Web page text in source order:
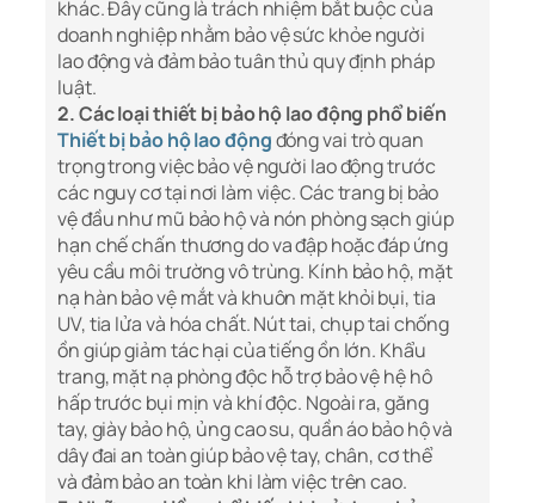
khác. Đây cũng là trách nhiệm bắt buộc của
doanh nghiệp nhằm bảo vệ sức khỏe người
lao động và đảm bảo tuân thủ quy định pháp
luật.
2. Các loại thiết bị bảo hộ lao động phổ biến
Thiết bị bảo hộ lao độngđóng vai trò quan
trọng trong việc bảo vệ người lao động trước
các nguy cơ tại nơi làm việc. Các trang bị bảo
vệ đầu như mũ bảo hộ và nón phòng sạch giúp
hạn chế chấn thương do va đập hoặc đáp ứng
yêu cầu môi trường vô trùng. Kính bảo hộ, mặt
nạ hàn bảo vệ mắt và khuôn mặt khỏi bụi, tia
UV, tia lửa và hóa chất. Nút tai, chụp tai chống
ồn giúp giảm tác hại của tiếng ồn lớn. Khẩu
trang, mặt nạ phòng độc hỗ trợ bảo vệ hệ hô
hấp trước bụi mịn và khí độc. Ngoài ra, găng
tay, giày bảo hộ, ủng cao su, quần áo bảo hộ và
dây đai an toàn giúp bảo vệ tay, chân, cơ thể
và đảm bảo an toàn khi làm việc trên cao.